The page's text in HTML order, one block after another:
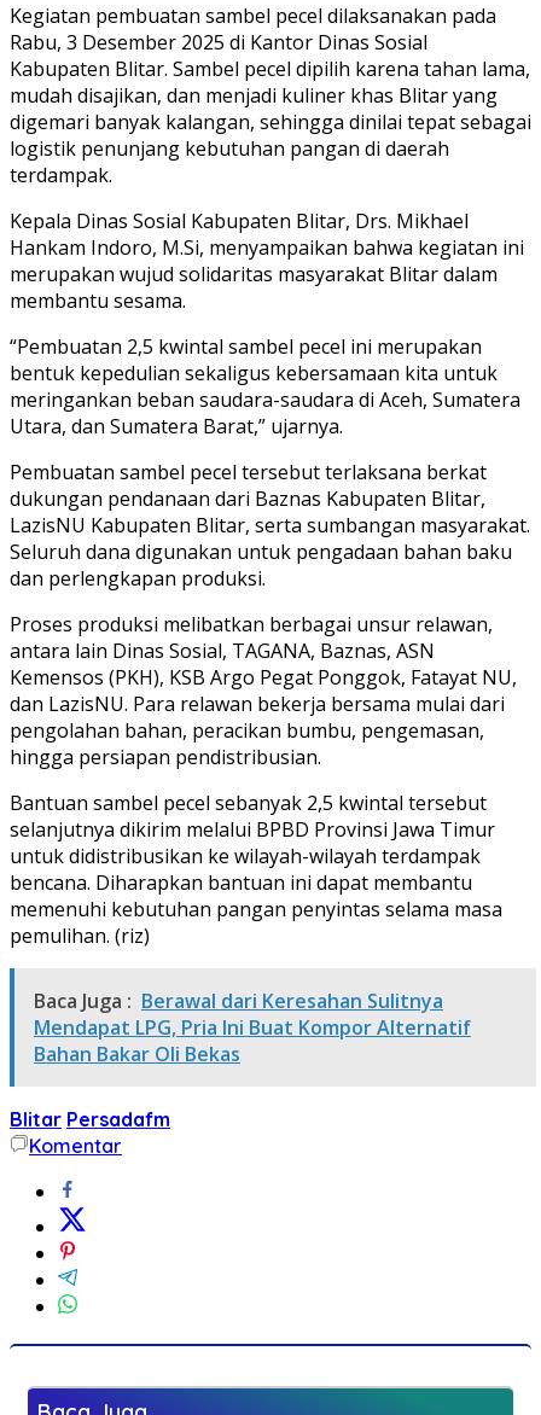
Kegiatan pembuatan sambel pecel dilaksanakan pada
Rabu, 3 Desember 2025 di Kantor Dinas Sosial
Kabupaten Blitar. Sambel pecel dipilih karena tahan lama,
mudah disajikan, dan menjadi kuliner khas Blitar yang
digemari banyak kalangan, sehingga dinilai tepat sebagai
logistik penunjang kebutuhan pangan di daerah
terdampak.
Kepala Dinas Sosial Kabupaten Blitar, Drs. Mikhael
Hankam Indoro, M.Si, menyampaikan bahwa kegiatan ini
merupakan wujud solidaritas masyarakat Blitar dalam
membantu sesama.
“Pembuatan 2,5 kwintal sambel pecel ini merupakan
bentuk kepedulian sekaligus kebersamaan kita untuk
meringankan beban saudara-saudara di Aceh, Sumatera
Utara, dan Sumatera Barat,” ujarnya.
Pembuatan sambel pecel tersebut terlaksana berkat
dukungan pendanaan dari Baznas Kabupaten Blitar,
LazisNU Kabupaten Blitar, serta sumbangan masyarakat.
Seluruh dana digunakan untuk pengadaan bahan baku
dan perlengkapan produksi.
Proses produksi melibatkan berbagai unsur relawan,
antara lain Dinas Sosial, TAGANA, Baznas, ASN
Kemensos (PKH), KSB Argo Pegat Ponggok, Fatayat NU,
dan LazisNU. Para relawan bekerja bersama mulai dari
pengolahan bahan, peracikan bumbu, pengemasan,
hingga persiapan pendistribusian.
Bantuan sambel pecel sebanyak 2,5 kwintal tersebut
selanjutnya dikirim melalui BPBD Provinsi Jawa Timur
untuk didistribusikan ke wilayah-wilayah terdampak
bencana. Diharapkan bantuan ini dapat membantu
memenuhi kebutuhan pangan penyintas selama masa
pemulihan. (riz)
Baca Juga : Berawal dari Keresahan Sulitnya
Mendapat LPG, Pria Ini Buat Kompor Alternatif
Bahan Bakar Oli Bekas
Blitar Persadafm
Komentar